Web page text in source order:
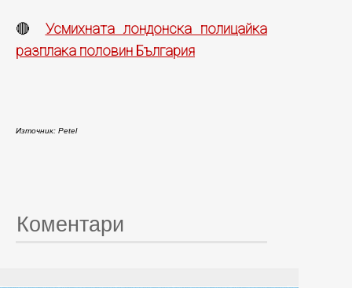
🔴 Усмихната лондонска полицайка
разплака половин България
Източник: Petel
Коментари